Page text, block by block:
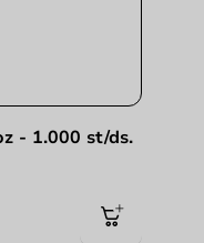
- 1.000 st/ds.